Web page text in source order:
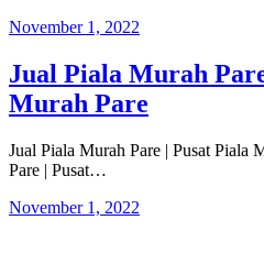
November 1, 2022
Jual Piala Murah
Murah Pare
Jual Piala Murah Pare | Pusat Piala
Pare | Pusat…
November 1, 2022